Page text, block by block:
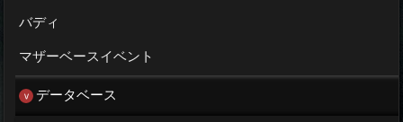
バディ
マザーベースイベント
データベース